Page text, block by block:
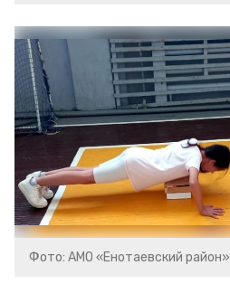
Фото: АМО «Енотаевский район»